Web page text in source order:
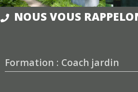
NOUS VOUS
Formation : Coach jardin